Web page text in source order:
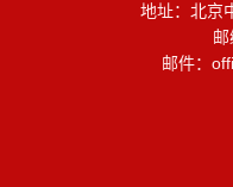
地址：北京
邮件：